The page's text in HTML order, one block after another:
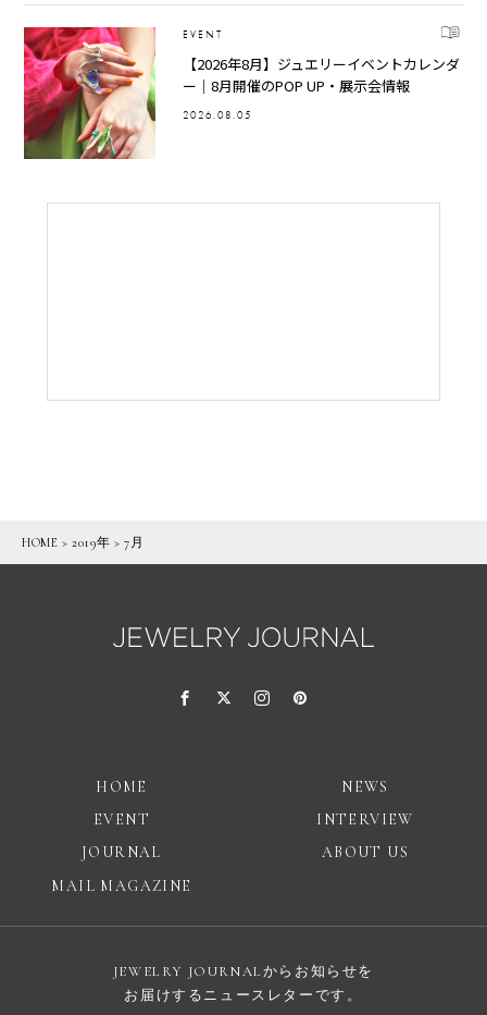
EVENT
【2026年8月】ジュエリーイベントカレンダ
ー｜8月開催のPOP UP・展示会情報
2026.08.05
HOME >2019年 >7月
HOME
NEWS
EVENT
INTERVIEW
JOURNAL
ABOUT US
MAIL MAGAZINE
JEWELRY JOURNALからお知らせを
お届けするニュースレターです。